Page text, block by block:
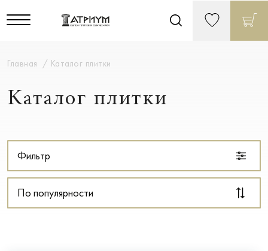
Главная Каталог плитки
Каталог плитки
Фильтр
По популярности